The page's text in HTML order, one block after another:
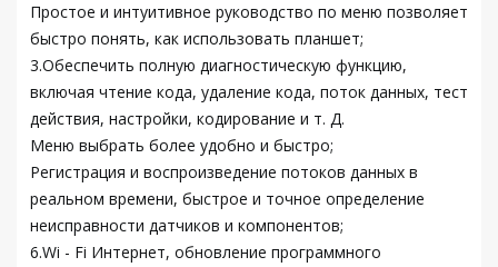
Простое и интуитивное руководство по меню позволяет
быстро понять, как использовать планшет;
3.Обеспечить полную диагностическую функцию,
включая чтение кода, удаление кода, поток данных, тест
действия, настройки, кодирование и т. Д.
Меню выбрать более удобно и быстро;
Регистрация и воспроизведение потоков данных в
реальном времени, быстрое и точное определение
неисправности датчиков и компонентов;
6.Wi - Fi Интернет, обновление программного